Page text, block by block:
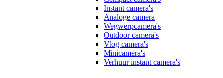
Instant camera's
Analoge camera
Wegwerpcamera's
Outdoor camera's
Vlog camera's
Minicamera's
Verhuur instant camera's